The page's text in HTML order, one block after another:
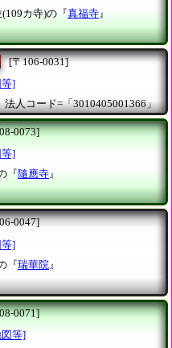
カ寺)の『真福寺 』
[〒106-0031]
等]
法人コード=「3010405001366」
0073]
等]
『隨應寺』
0047]
等]
『瑞華院 』
0071]
図等]